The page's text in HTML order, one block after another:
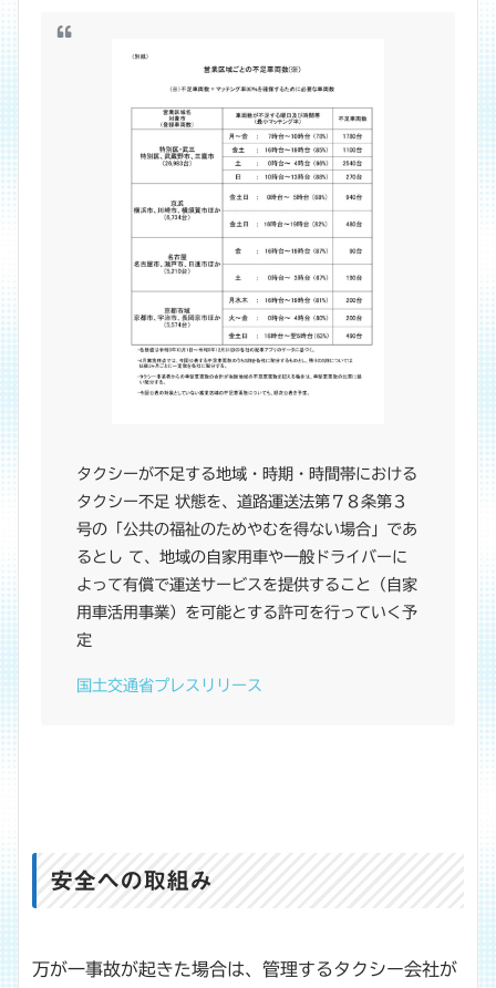
タクシーが不足する地域・時期・時間帯における
タクシー不足 状態を、道路運送法第７８条第３
号の「公共の福祉のためやむを得ない場合」であ
るとし て、地域の自家用車や一般ドライバーに
よって有償で運送サービスを提供すること（自家
用車活用事業）を可能とする許可を行っていく予
定
国土交通省プレスリリース
安全への取組み
万が一事故が起きた場合は、管理するタクシー会社が